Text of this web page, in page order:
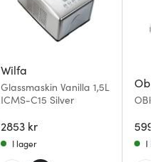
Wilfa
Glassmaskin Vanilla 1,5L
ICMS-C15 Silver
2853 kr
I lager
Obh
OBH
599
I